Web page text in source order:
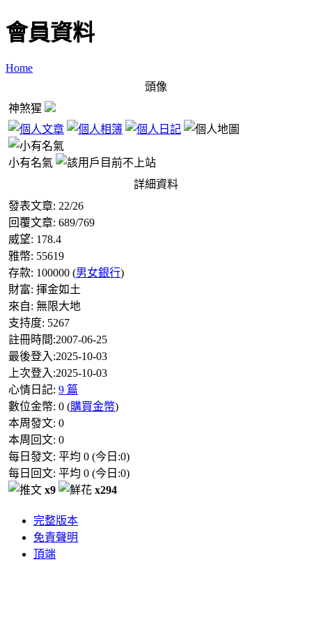
會員資料
Home
頭像
神煞猩
小有名氣
詳細資料
發表文章: 22/26
回覆文章: 689/769
威望: 178.4
雅幣: 55619
存款: 100000 (男女銀行)
財富: 揮金如土
來自: 無限大地
支持度: 5267
註冊時間:2007-06-25
最後登入:2025-10-03
上次登入:2025-10-03
心情日記: 9 篇
數位金幣: 0 (購買金幣)
本周發文: 0
本周回文: 0
每日發文: 平均 0 (今日:0)
每日回文: 平均 0 (今日:0)
x9
x294
完整版本
免責聲明
頂端